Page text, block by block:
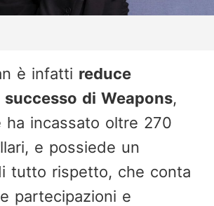
è infatti reduce
di Weapons,
ha incassato oltre 270
e possiede un
tutto rispetto, che conta
partecipazioni e